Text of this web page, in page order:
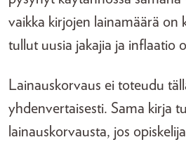
vaikka kirjojen lainamäärä on
tullut uusia jakajia ja inflaatio
Lainauskorvaus ei toteudu
yhdenvertaisesti. Sama kirja
lainauskorvausta, jos